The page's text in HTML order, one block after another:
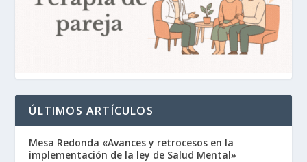
ÚLTIMOS ARTÍCULOS
Mesa Redonda «Avances y retrocesos en la
implementación de la ley de Salud Mental»